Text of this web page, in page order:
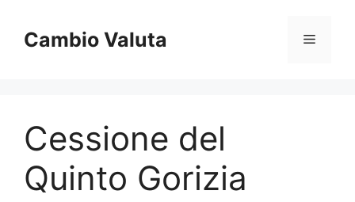
contenuto
Cambio Valuta Menu
Cessione del
Quinto Gorizia